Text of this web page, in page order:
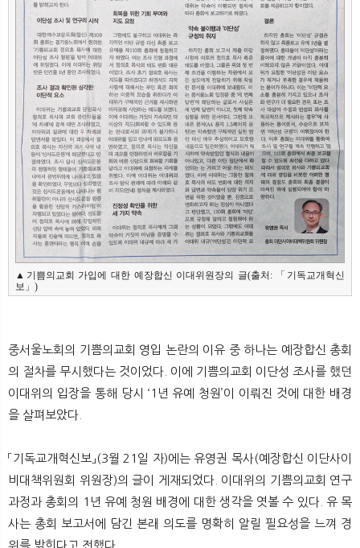
▲기쁨의교회 가입에 대한 예장합신 이대위원장의 글(출처: 「기독교개혁신
보」)
중서울노회의 기쁨의교회 영입 논란의 이유 중 하나는 예장합신 총회
의 절차를 무시했다는 것이었다. 이에 기쁨의교회 이단성 조사를 했던
이대위의 입장을 통해 당시 ‘1년 유예 청원’이 이뤄진 것에 대한 배경
을 살펴보았다.
「기독교개혁신보」(3월 21일 자)에는 유영권 목사(예장합신 이단사이
비대책위원회 위원장)의 글이 게재되었다. 이대위의 기쁨의교회 연구
과정과 총회의 1년 유예 청원 배경에 대한 생각을 엿볼 수 있다. 유 목
사는 총회 보고서에 담긴 본래 의도를 명확히 알릴 필요성을 느껴 경
위를 밝힌다고 전했다.